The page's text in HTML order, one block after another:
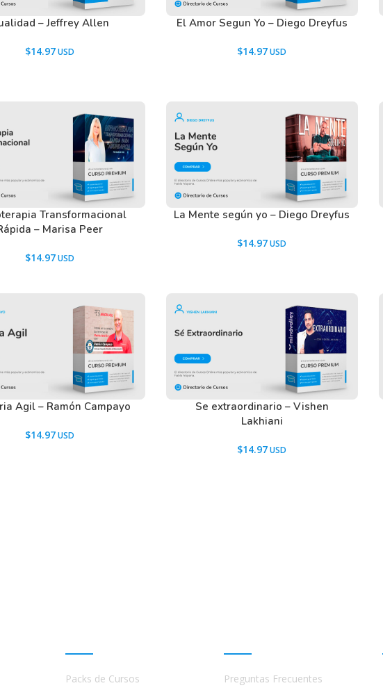
nuestros usuarios antes de comprar y
usando el Chat.
– Jeffrey Allen
$14.97
El Amor Segun Yo – Diego Dreyfus
$14.97
Transformacional
– Marisa Peer
$14.97
La Mente según yo – Diego Dreyfus
$14.97
Agil – Ramón Campayo
$14.97
Se extraordinario – Vishen
Lakhiani
$14.97
Packs de Cursos
Preguntas Frecuentes